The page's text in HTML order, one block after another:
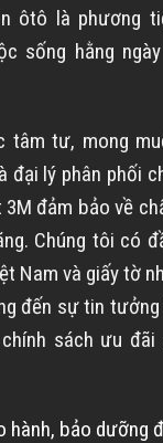
ôtô là phương
sống hằng
tâm tư, mong
đại lý phân phối
3M đảm bảo về
Chúng tôi có
Nam và giấy tờ
đến sự tin
sách ưu
hành, bảo dưỡng